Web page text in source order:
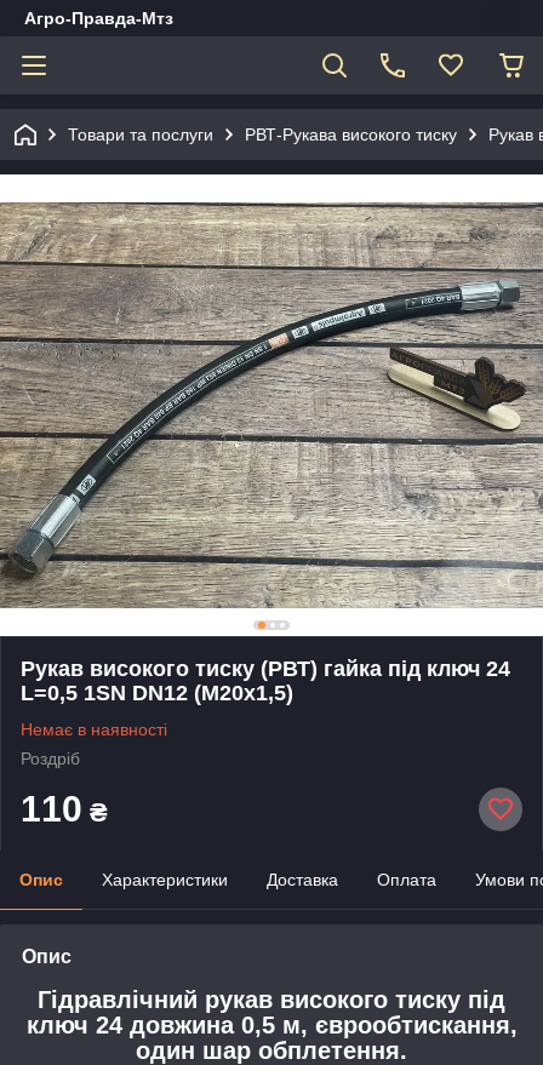
Агро-Правда-Мтз
Товари та послуги РВТ-Рукава високого тиску Рукав
Рукав високого тиску (РВТ) гайка під ключ 24
L=0,5 1SN DN12 (М20х1,5)
Немає в наявності
Роздріб
110 ₴
Опис Характеристики Доставка Оплата Умови
Опис
Гідравлічний рукав високого тиску під
ключ 24 довжина 0,5 м, єврообтискання,
один шар обплетення.